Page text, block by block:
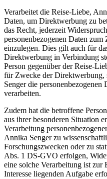
Verarbeitet die Reise-Liebe,
Daten, um Direktwerbung zu
das Recht, jederzeit
personenbezogenen Daten
einzulegen. Dies gilt auch für
Direktwerbung in Verbindung
Person gegenüber der Reise-
für Zwecke der
Senger die
verarbeiten.
Zudem hat die betroffene
aus ihrer besonderen Situation
Verarbeitung
Annika Senger zu
Forschungszwecken oder zu
Abs. 1 DS-GVO erfolgen,
eine solche Verarbeitung ist
Interesse liegenden Aufgabe